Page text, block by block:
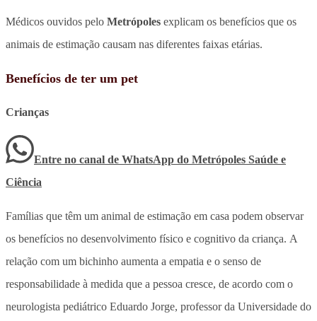
Médicos ouvidos pelo Metrópoles explicam os benefícios que os
animais de estimação causam nas diferentes faixas etárias.
Benefícios de ter um pet
Crianças
Entre no canal de WhatsApp do Metrópoles Saúde e
Ciência
Famílias que têm um animal de estimação em casa podem observar
os benefícios no desenvolvimento físico e cognitivo da criança. A
relação com um bichinho aumenta a empatia e o senso de
responsabilidade à medida que a pessoa cresce, de acordo com o
neurologista pediátrico Eduardo Jorge, professor da Universidade do